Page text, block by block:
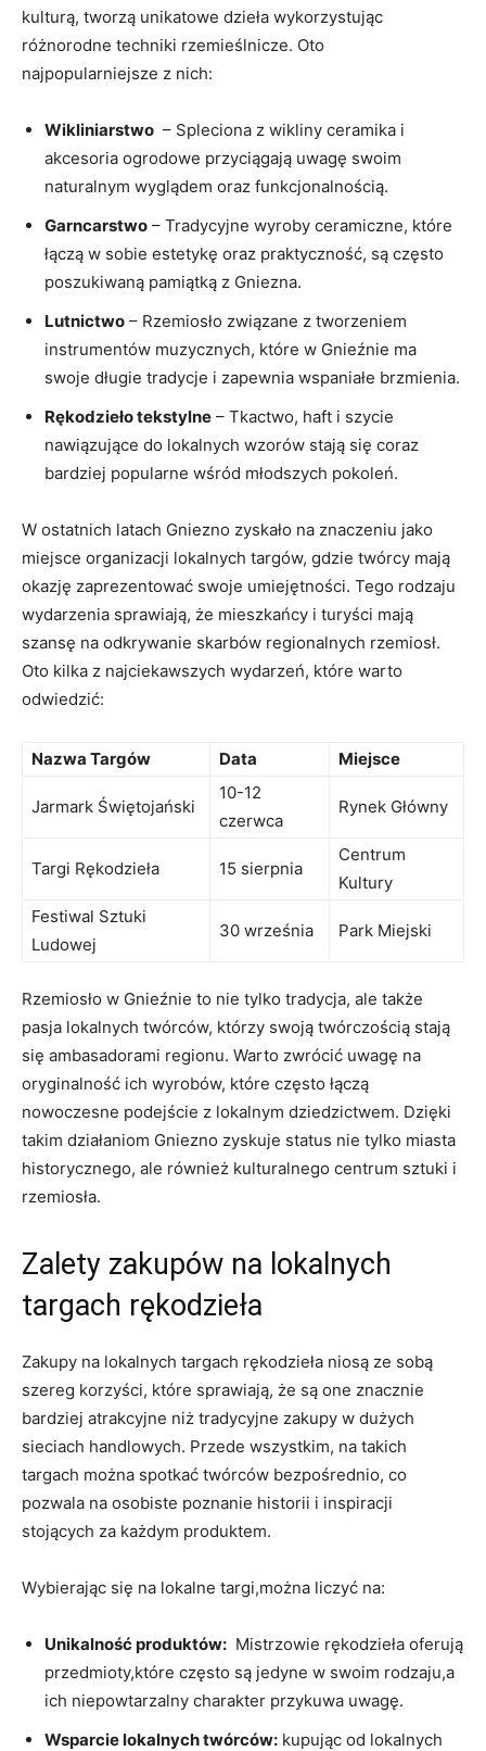
kulturą, tworzą unikatowe ⁣dzieła‌ wykorzystując
różnorodne techniki rzemieślnicze. Oto
najpopularniejsze‍ z nich:
Wikliniarstwo ⁤ – Spleciona z ⁤wikliny ceramika i
akcesoria ogrodowe przyciągają uwagę swoim
⁣naturalnym‍ wyglądem oraz funkcjonalnością.
Garncarstwo – Tradycyjne wyroby ceramiczne, które
łączą w sobie ⁢estetykę oraz praktyczność, są często⁢
poszukiwaną‌ pamiątką‍ z Gniezna.
Lutnictwo – Rzemiosło‌ związane z ⁣tworzeniem
instrumentów muzycznych, które ‍w Gnieźnie ‌ma
swoje długie⁣ tradycje i zapewnia wspaniałe brzmienia.
Rękodzieło tekstylne – Tkactwo, haft i szycie
nawiązujące do lokalnych wzorów stają się coraz
bardziej popularne wśród młodszych pokoleń.
W ostatnich ‌latach Gniezno zyskało na ​znaczeniu jako
miejsce​ organizacji lokalnych targów, gdzie ⁣twórcy mają
okazję zaprezentować⁣ swoje umiejętności. Tego rodzaju
wydarzenia sprawiają, że mieszkańcy i turyści⁤ mają
szansę ⁣na odkrywanie skarbów regionalnych⁣ rzemiosł.
Oto kilka z najciekawszych wydarzeń, które warto
odwiedzić:
Nazwa Targów Data Miejsce
Jarmark ⁣Świętojański
10-12
czerwca
Rynek ​Główny
Targi Rękodzieła 15 sierpnia
Centrum
⁢Kultury
Festiwal Sztuki
Ludowej
30 września Park Miejski
Rzemiosło w Gnieźnie​ to nie tylko tradycja, ‍ale ⁤także‌
pasja​ lokalnych twórców, ​którzy swoją twórczością stają
się ambasadorami⁣ regionu. Warto‌ zwrócić uwagę ‍na
oryginalność ​ich‌ wyrobów, które‌ często łączą⁤
nowoczesne podejście z lokalnym⁤ dziedzictwem. Dzięki
⁣takim‍ działaniom Gniezno ⁣zyskuje status nie tylko miasta
‍historycznego, ​ale również kulturalnego centrum sztuki ⁣i
rzemiosła.
Zalety zakupów​ na‌ lokalnych⁣
targach rękodzieła
Zakupy na lokalnych targach rękodzieła niosą‍ ze sobą
szereg⁢ korzyści, które⁤ sprawiają,⁤ że są ⁣one znacznie
bardziej atrakcyjne niż ‌tradycyjne zakupy ​w dużych ​
sieciach handlowych. Przede wszystkim, na‌ takich
targach można spotkać twórców bezpośrednio, ‌co
pozwala na osobiste poznanie‍ historii i inspiracji
stojących za każdym⁤ produktem.
Wybierając się na lokalne⁢ targi,można liczyć‍ na:
Unikalność⁣ produktów: ⁣ Mistrzowie rękodzieła oferują
przedmioty,które często⁣ są jedyne w swoim ​rodzaju,a
ich ⁢niepowtarzalny ⁤charakter ⁤przykuwa uwagę.
Wsparcie‍ lokalnych twórców: kupując od lokalnych